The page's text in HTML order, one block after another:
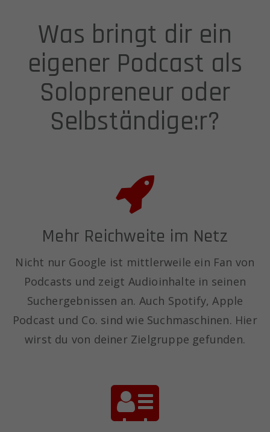
Was bringt dir ein
eigener Podcast als
Solopreneur oder
Selbständige:r?
Mehr Reichweite im Netz
Nicht nur Google ist mittlerweile ein Fan von
Podcasts und zeigt Audioinhalte in seinen
Suchergebnissen an. Auch Spotify, Apple
Podcast und Co. sind wie Suchmaschinen. Hier
wirst du von deiner Zielgruppe gefunden.